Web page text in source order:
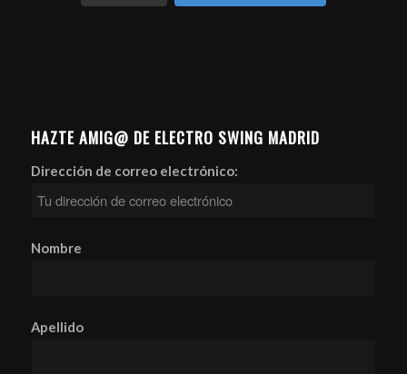
HAZTE AMIG@ DE ELECTRO SWING MADRID
Dirección de correo electrónico:
Nombre
Apellido